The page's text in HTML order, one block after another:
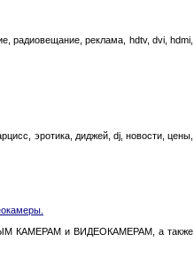
радиовещание, реклама, hdtv, dvi, hdmi,
эротика, диджей, dj, новости, цены,
КАМЕРАМ и ВИДЕОКАМЕРАМ, а также